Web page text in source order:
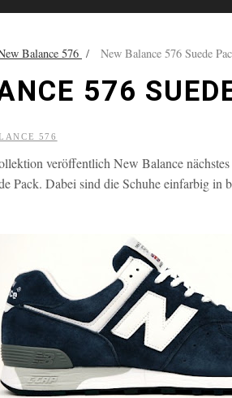
Balance 576 / New Balance 576 Suede
576
576
veröffentlich New Balance nächstes
Pack. Dabei sind die Schuhe einfarbig in